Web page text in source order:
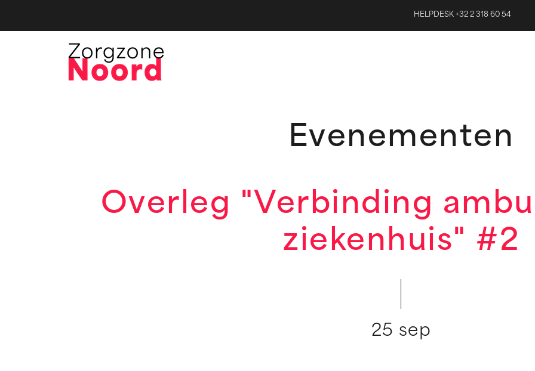
HELPDESK +32 2 318 60 54
Evenementen
Overleg "Verbinding
ziekenhuis" #2
25 sep